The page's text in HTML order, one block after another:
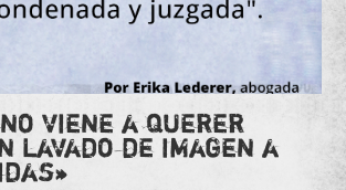
viene a querer
lavado de imagen a